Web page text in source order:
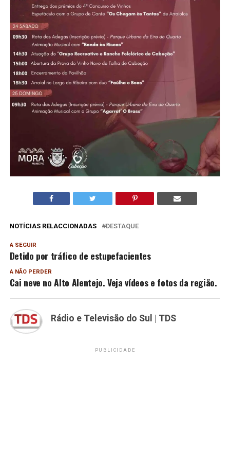
NOTÍCIAS RELACCIONADAS DESTAQUE
A SEGUIR
Detido por tráfico de estupefacientes
A NÃO PERDER
Cai neve no Alto Alentejo. Veja vídeos e fotos da região.
Rádio e Televisão do Sul | TDS
PUBLICIDADE